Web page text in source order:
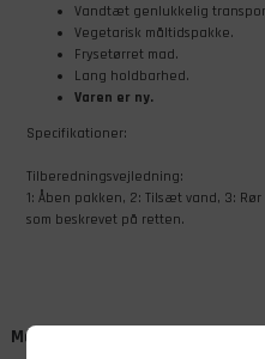
Vandtæt genlukkelig
Vegetarisk måltidspakke.
Frysetørret mad.
Lang holdbarhed.
Varen er ny.
Specifikationer:
Tilberedningsvejledning:
1: Åben pakken, 2: Tilsæt vand, 3:
som beskrevet på retten.
Måske er du også interesseret i